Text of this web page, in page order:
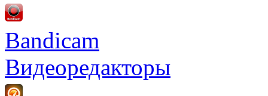
Bandicam
Видеоредакторы